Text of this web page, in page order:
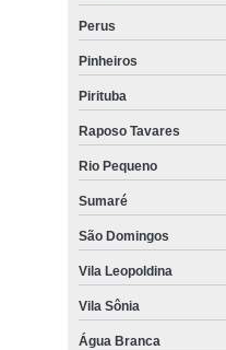
Perus
Pinheiros
Pirituba
Raposo Tavares
Rio Pequeno
Sumaré
São Domingos
Vila Leopoldina
Vila Sônia
Água Branca